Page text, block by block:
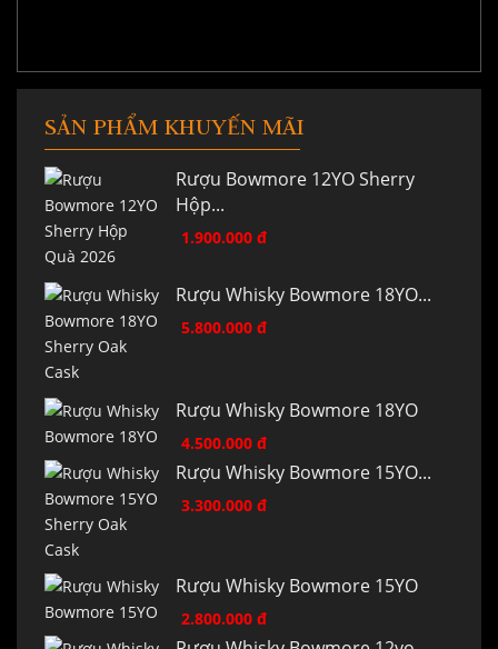
SẢN PHẨM KHUYẾN MÃI
Rượu Bowmore 12YO Sherry
Hộp...
1.900.000 đ
Rượu Whisky Bowmore 18YO...
5.800.000 đ
Rượu Whisky Bowmore 18YO
4.500.000 đ
Rượu Whisky Bowmore 15YO...
3.300.000 đ
Rượu Whisky Bowmore 15YO
2.800.000 đ